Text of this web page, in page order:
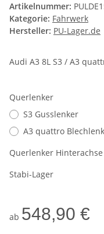
Artikelnummer:
Kategorie: Fahrwerk
Hersteller: PU-Lager.de
Audi A3 8L S3 / A3
Querlenker
S3 Gusslenker
A3 quattro
Querlenker Hinterachse
Stabi-Lager
ab 548,90 €